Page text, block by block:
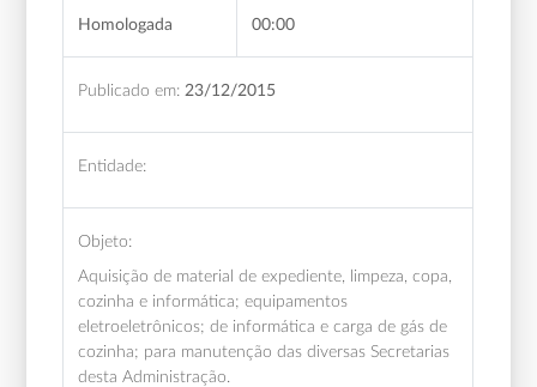
Homologada
00:00
Publicado em: 23/12/2015
Entidade:
Objeto:
Aquisição de material de expediente, limpeza, copa,
cozinha e informática; equipamentos
eletroeletrônicos; de informática e carga de gás de
cozinha; para manutenção das diversas Secretarias
desta Administração.